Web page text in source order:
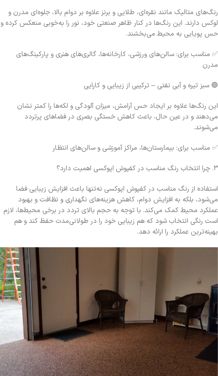
رنگ‌های متالیک مانند نقره‌ای، طلایی و برنز علاوه بر دوام بالا، جلوه‌ای مدرن و
لوکس دارند. این رنگ‌ها در کنار ظاهر صنعتی خود، نور را به‌خوبی منعکس کرده و
حس پویایی به محیط می‌بخشند.
✅ مناسب برای: سالن‌های ورزشی، کارخانه‌ها، گالری‌های هنری و پارکینگ‌های
مدرن
🟢 سبز تیره و آبی نفتی – ترکیبی از زیبایی و کارایی
این رنگ‌ها علاوه بر ایجاد حس آرامش، میزان آلودگی و لکه‌ها را کمتر نشان
می‌دهند و در عین حال، باعث کاهش خستگی بصری در فضاهای پرتردد
می‌شوند.
✅ مناسب برای: بیمارستان‌ها، مراکز آموزشی و سالن‌های انتظار
۳. چرا انتخاب رنگ مناسب در کفپوش اپوکسی اهمیت دارد؟
استفاده از رنگ مناسب در کفپوش اپوکسی نه‌تنها باعث افزایش زیبایی فضا
می‌شود، بلکه به افزایش دوام، کاهش هزینه‌های نگهداری و نظافت و بهبود
عملکرد محیط کمک می‌کند. با توجه به حجم بالای تردد در برخی محیط‌ها، لازم
است رنگی انتخاب شود که هم زیبایی خود را در طولانی‌مدت حفظ کند و هم
بهینه‌ترین عملکرد را ارائه دهد.